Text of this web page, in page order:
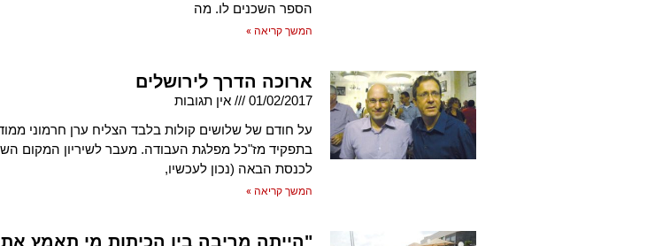
הספר השכנים לו. מה
המשך קריאה »
ארוכה הדרך לירושלים
01/02/2017
אין תגובות
על חודם של שלושים קולות בלבד הצליח ערן חרמוני
בתפקיד מז"כל מפלגת העבודה. מעבר לשיריון המקום
לכנסת הבאה (נכון לעכשיו,
המשך קריאה »
"הייתה מריבה בין הכיתות מי תאמץ